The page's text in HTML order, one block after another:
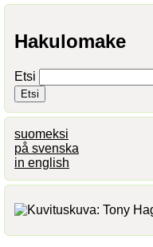
Hakulomake
Etsi
suomeksi
på svenska
in english